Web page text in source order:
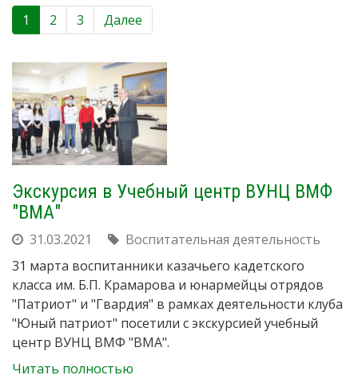
1 2 3 Далее
Экскурсия в Учебный центр ВУНЦ ВМФ
"ВМА"
31.03.2021
Воспитательная деятельность
31 марта воспитанники казачьего кадетского
класса им. Б.П. Крамарова и юнармейцы отрядов
"Патриот" и "Гвардия" в рамках деятельности клуба
"Юный патриот" посетили с экскурсией учебный
центр ВУНЦ ВМФ "ВМА".
Читать полностью